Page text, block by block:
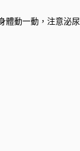
體動一動，注意泌尿